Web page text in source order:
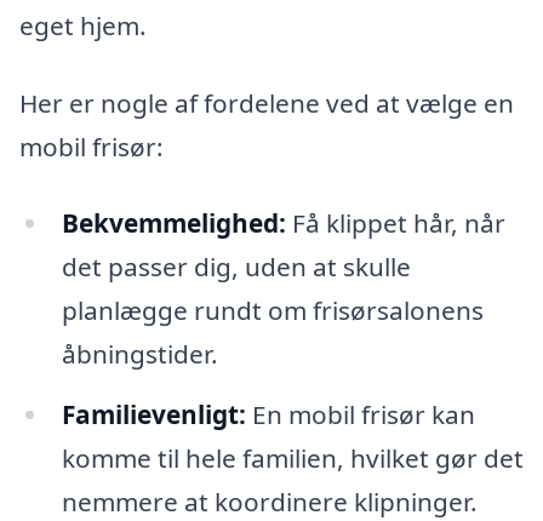
eget hjem.
Her er nogle af fordelene ved at vælge en
mobil frisør:
Bekvemmelighed: Få klippet hår, når
det passer dig, uden at skulle
planlægge rundt om frisørsalonens
åbningstider.
Familievenligt: En mobil frisør kan
komme til hele familien, hvilket gør det
nemmere at koordinere klipninger.